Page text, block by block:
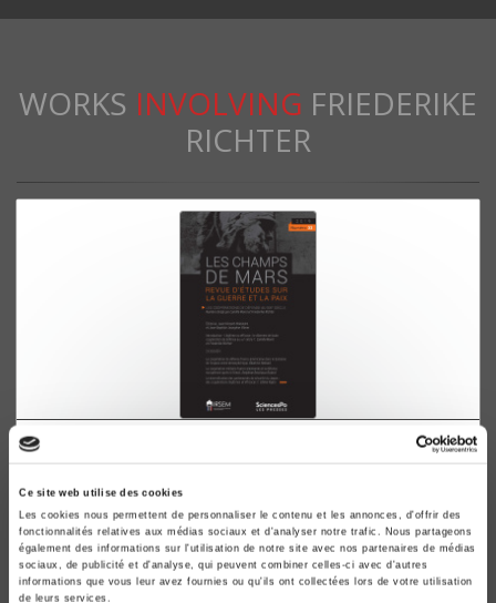
Ce site web utilise des cookies
Les cookies nous permettent de personnaliser le contenu et les annonces, d'offrir des
fonctionnalités relatives aux médias sociaux et d'analyser notre trafic. Nous partageons
également des informations sur l'utilisation de notre site avec nos partenaires de médias
sociaux, de publicité et d'analyse, qui peuvent combiner celles-ci avec d'autres
informations que vous leur avez fournies ou qu'ils ont collectées lors de votre utilisation
de leurs services.
WORKS INVOLVING FRIEDERIKE
RICHTER
Les Champs de Mars 32
Camille Morel, Friederike Richter